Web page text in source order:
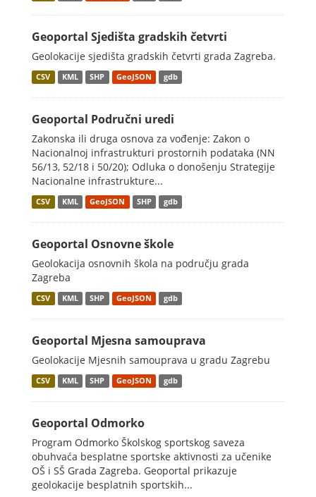
Geoportal Sjedišta gradskih četvrti
Geolokacije sjedišta gradskih četvrti grada Zagreba.
CSV KML SHP GeoJSON gdb
Geoportal Područni uredi
Zakonska ili druga osnova za vođenje: Zakon o
Nacionalnoj infrastrukturi prostornih podataka (NN
56/13, 52/18 i 50/20); Odluka o donošenju Strategije
Nacionalne infrastrukture...
CSV KML GeoJSON SHP gdb
Geoportal Osnovne škole
Geolokacija osnovnih škola na području grada
Zagreba
CSV KML SHP GeoJSON gdb
Geoportal Mjesna samouprava
Geolokacije Mjesnih samouprava u gradu Zagrebu
CSV KML SHP GeoJSON gdb
Geoportal Odmorko
Program Odmorko Školskog sportskog saveza
obuhvaća besplatne sportske aktivnosti za učenike
OŠ i SŠ Grada Zagreba. Geoportal prikazuje
geolokacije besplatnih sportskih...